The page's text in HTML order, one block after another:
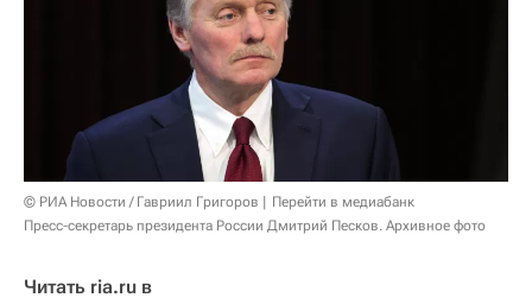
© РИА Новости / Гавриил Григоров
Перейти в медиабанк
Пресс-секретарь президента России Дмитрий Песков. Архивное фото
Читать ria.ru в